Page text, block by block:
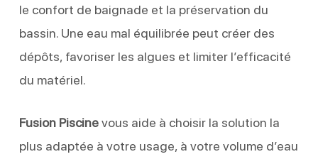
le confort de baignade et la préservation du
bassin. Une eau mal équilibrée peut créer des
dépôts, favoriser les algues et limiter l’efficacité
du matériel.
Fusion Piscinevous aide à choisir la solution la
plus adaptée à votre usage, à votre volume d’eau